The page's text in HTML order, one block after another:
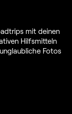
mit deinen
Hilfsmitteln
Fotos